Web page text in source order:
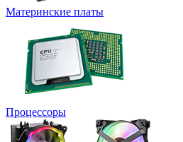
Материнские платы
Процессоры